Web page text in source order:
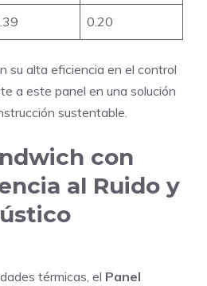
0.20
su alta eficiencia en el control
a este panel en una solución
sustentable.
con
al Ruido y
térmicas, el Panel